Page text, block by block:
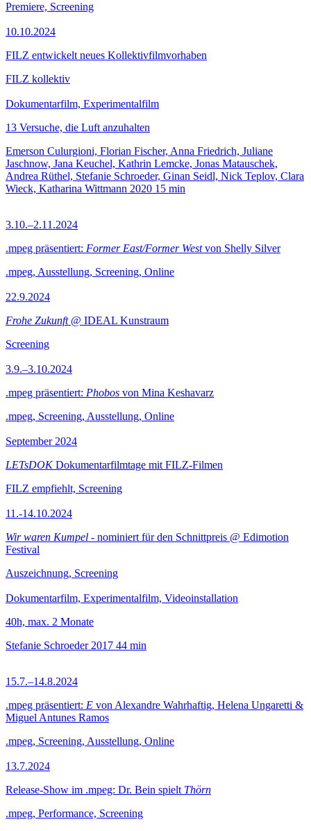
Premiere, Screening
10.10.2024
FILZ entwickelt neues Kollektivfilmvorhaben
FILZ kollektiv
Dokumentarfilm, Experimentalfilm
13 Versuche, die Luft anzuhalten
Emerson Culurgioni, Florian Fischer, Anna Friedrich, Juliane
Jaschnow, Jana Keuchel, Kathrin Lemcke, Jonas Matauschek,
Andrea Rüthel, Stefanie Schroeder, Ginan Seidl, Nick Teplov, Clara
Wieck, Katharina Wittmann 2020 15 min
3.10.–2.11.2024
.mpeg präsentiert: Former East/Former Westvon Shelly Silver
.mpeg, Ausstellung, Screening, Online
22.9.2024
Frohe Zukunft@ IDEAL Kunstraum
Screening
3.9.–3.10.2024
.mpeg präsentiert: Phobos von Mina Keshavarz
.mpeg, Screening, Ausstellung, Online
September 2024
LETsDOKDokumentarfilmtage mit FILZ-Filmen
FILZ empfiehlt, Screening
11.-14.10.2024
Wir waren Kumpel - nominiert für den Schnittpreis @ Edimotion
Festival
Auszeichnung, Screening
Dokumentarfilm, Experimentalfilm, Videoinstallation
40h, max. 2 Monate
Stefanie Schroeder 2017 44 min
15.7.–14.8.2024
.mpeg präsentiert: E von Alexandre Wahrhaftig, Helena Ungaretti &
Miguel Antunes Ramos
.mpeg, Screening, Ausstellung, Online
13.7.2024
Release-Show im .mpeg: Dr. Bein spielt Thörn
.mpeg, Performance, Screening